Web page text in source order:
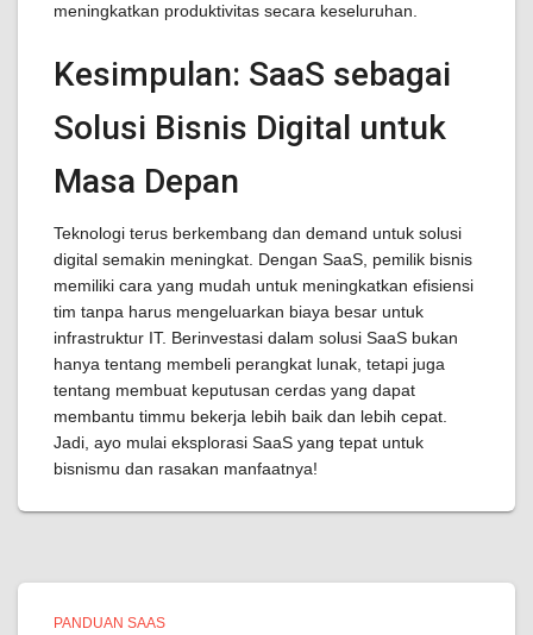
meningkatkan produktivitas secara keseluruhan.
Kesimpulan: SaaS sebagai
Solusi Bisnis Digital untuk
Masa Depan
Teknologi terus berkembang dan demand untuk solusi
digital semakin meningkat. Dengan SaaS, pemilik bisnis
memiliki cara yang mudah untuk meningkatkan efisiensi
tim tanpa harus mengeluarkan biaya besar untuk
infrastruktur IT. Berinvestasi dalam solusi SaaS bukan
hanya tentang membeli perangkat lunak, tetapi juga
tentang membuat keputusan cerdas yang dapat
membantu timmu bekerja lebih baik dan lebih cepat.
Jadi, ayo mulai eksplorasi SaaS yang tepat untuk
bisnismu dan rasakan manfaatnya!
PANDUAN SAAS